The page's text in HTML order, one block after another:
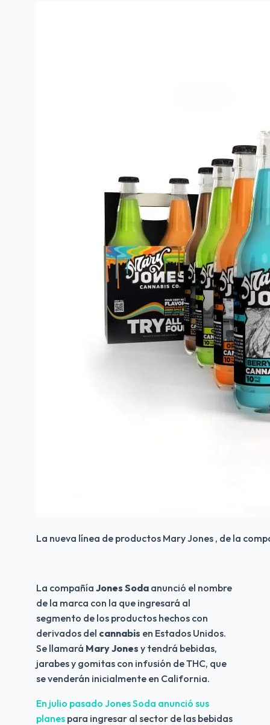
La nueva línea de productos Mary Jones , de la
La compañía Jones Soda anunció el nombre
de la marca con la que ingresará al
segmento de los productos hechos con
derivados del cannabis en Estados Unidos.
Se llamará Mary Jones y tendrá bebidas,
jarabes y gomitas con infusión de THC, que
se venderán inicialmente en California.
En julio pasado Jones Soda anunció sus
planes para ingresar al sector de las bebidas